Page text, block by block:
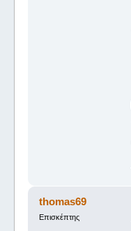
thomas69
Επισκέπτης